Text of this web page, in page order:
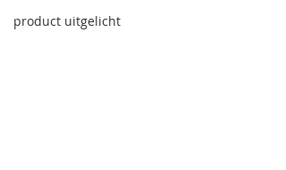
product uitgelicht